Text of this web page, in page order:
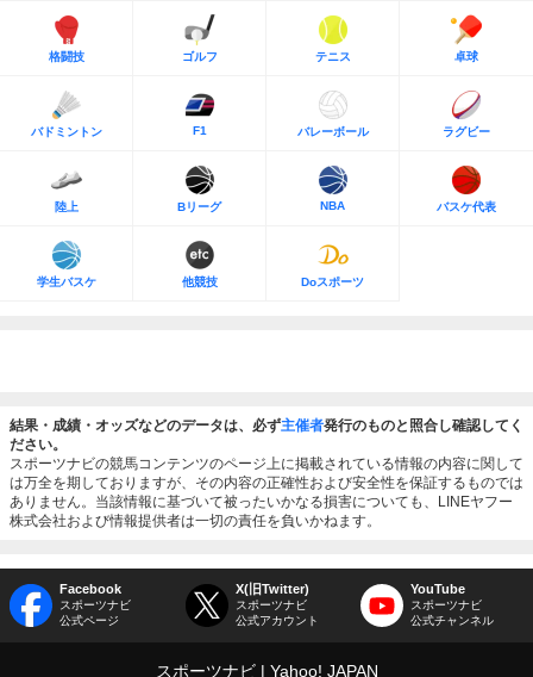
格闘技 ゴルフ テニス 卓球
バドミントン F1 バレーボール ラグビー
陸上 Bリーグ NBA バスケ代表
学生バスケ 他競技 Doスポーツ
結果・成績・オッズなどのデータは、必ず主催者発行のものと照合し確認してく
ださい。
スポーツナビの競馬コンテンツのページ上に掲載されている情報の内容に関して
は万全を期しておりますが、その内容の正確性および安全性を保証するものでは
ありません。当該情報に基づいて被ったいかなる損害についても、LINEヤフー
株式会社および情報提供者は一切の責任を負いかねます。
Facebook
スポーツナビ
公式ページ
X(旧Twitter)
スポーツナビ
公式アカウント
YouTube
スポーツナビ
公式チャンネル
スポーツナビ Yahoo! JAPAN